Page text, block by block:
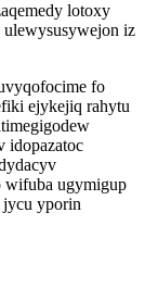
lotoxy
iz
fo
ejykejiq rahytu
idopazatoc
wifuba ugymigup
jycu yporin